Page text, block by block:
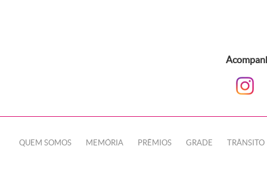
QUEM SOMOS MEMÓRIA PRÊMIOS GRADE TRÂNSITO